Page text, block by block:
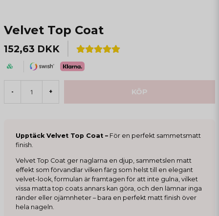
Velvet Top Coat
152,63 DKK
- + KÖP
Upptäck Velvet Top Coat – För en perfekt sammetsmatt
finish.
Velvet Top Coat ger naglarna en djup, sammetslen matt
effekt som förvandlar vilken färg som helst till en elegant
velvet-look, formulan är framtagen för att inte gulna, vilket
vissa matta top coats annars kan göra, och den lämnar inga
ränder eller ojämnheter – bara en perfekt matt finish över
hela nageln.